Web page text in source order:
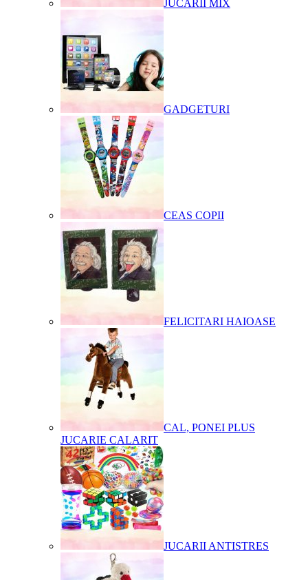
JUCARII MIX
GADGETURI
CEAS COPII
FELICITARI HAIOASE
CAL, PONEI PLUS
JUCARIE CALARIT
JUCARII ANTISTRES